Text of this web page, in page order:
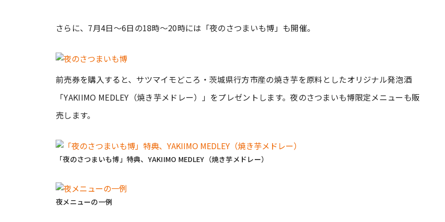
さらに、7月4日～6日の18時～20時には「夜のさつまいも博」も開催。
前売券を購入すると、サツマイモどころ・茨城県行方市産の焼き芋を原料としたオリジナル発泡酒
「YAKIIMO MEDLEY（焼き芋メドレー）」をプレゼントします。夜のさつまいも博限定メニューも販
売します。
「夜のさつまいも博」特典、YAKIIMO MEDLEY（焼き芋メドレー）
夜メニューの一例